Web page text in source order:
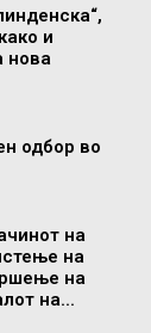
и
нова
одбор во
на
на
на
на...